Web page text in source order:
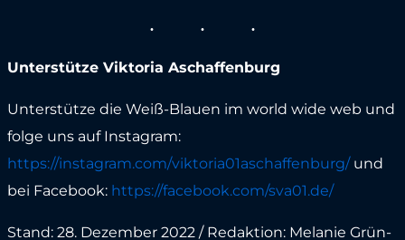
Unterstütze Viktoria Aschaffenburg
Unterstütze die Weiß-Blauen im world wide web und
folge uns auf Instagram:
https://instagram.com/viktoria01aschaffenburg/und
bei Facebook:https://facebook.com/sva01.de/
Stand: 28. Dezember 2022 / Redaktion: Melanie Grün-